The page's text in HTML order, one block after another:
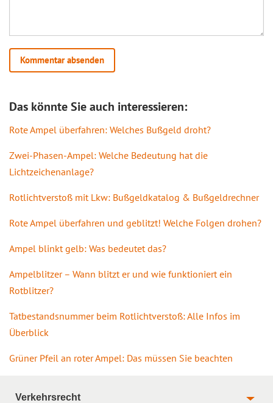
Das könnte Sie auch interessieren:
Rote Ampel überfahren: Welches Bußgeld droht?
Zwei-Phasen-Ampel: Welche Bedeutung hat die
Lichtzeichenanlage?
Rotlichtverstoß mit Lkw: Bußgeldkatalog & Bußgeldrechner
Rote Ampel überfahren und geblitzt! Welche Folgen drohen?
Ampel blinkt gelb: Was bedeutet das?
Ampelblitzer – Wann blitzt er und wie funktioniert ein
Rotblitzer?
Tatbestandsnummer beim Rotlichtverstoß: Alle Infos im
Überblick
Grüner Pfeil an roter Ampel: Das müssen Sie beachten
Verkehrsrecht